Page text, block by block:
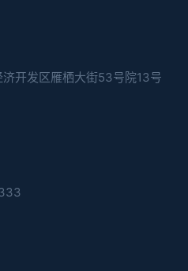
开发区雁栖大街53号院13号